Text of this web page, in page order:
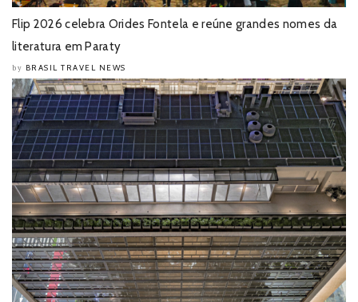
Flip 2026 celebra Orides Fontela e reúne grandes nomes da
literatura em Paraty
by BRASIL TRAVEL NEWS